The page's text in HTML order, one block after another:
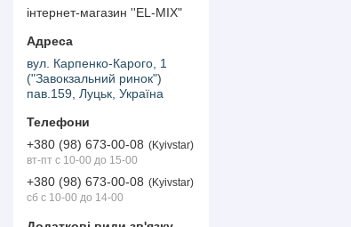
інтернет-магазин ''EL-MIX"
вул. Карпенко-Карого, 1
("Завокзальний ринок")
пав.159, Луцьк, Україна
+380 (98) 673-00-08
Kyivstar
вт-пт с 10-00 до 15-00
+380 (98) 673-00-08
Kyivstar
сб с 10-00 до 14-00